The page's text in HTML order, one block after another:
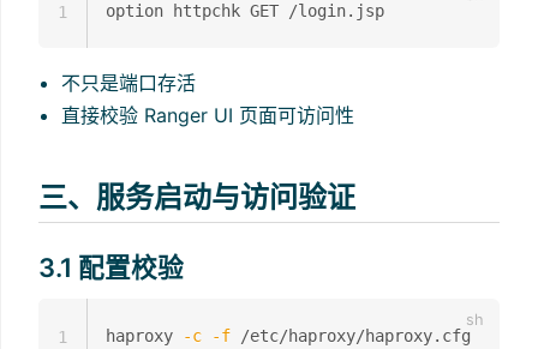
1
不只是端口存活
直接校验 Ranger UI 页面可访问性
三、服务启动与访问验证
3.1 配置校验
haproxy -c -f
1